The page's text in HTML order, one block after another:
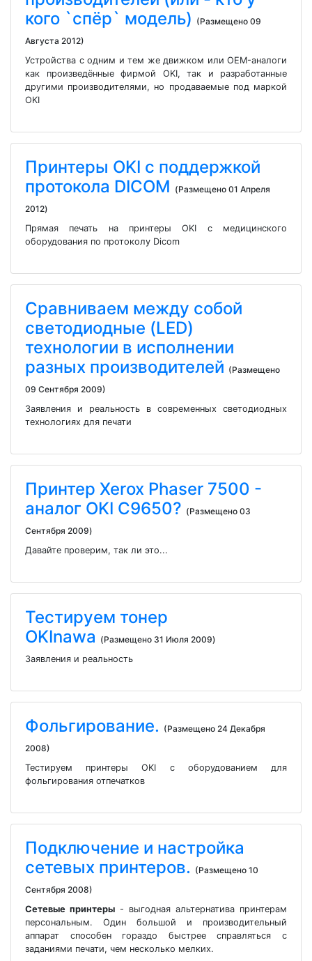
кого `спёр` модель) (Размещено 09
Августа 2012)
Устройства с одним и тем же движком или OEM-аналоги
как произведённые фирмой OKI, так и разработанные
другими производителями, но продаваемые под маркой
OKI
Принтеры OKI с поддержкой
протокола DICOM (Размещено 01 Апреля
2012)
Прямая печать на принтеры OKI с медицинского
оборудования по протоколу Dicom
Сравниваем между собой
светодиодные (LED)
технологии в исполнении
разных производителей (Размещено
09 Сентября 2009)
Заявления и реальность в современных светодиодных
технологиях для печати
Принтер Xerox Phaser 7500 -
аналог OKI C9650? (Размещено 03
Сентября 2009)
Давайте проверим, так ли это...
Тестируем тонер
OKInawa (Размещено 31 Июля 2009)
Заявления и реальность
Фольгирование. (Размещено 24 Декабря
2008)
Тестируем принтеры OKI с оборудованием для
фольгирования отпечатков
Подключение и настройка
сетевых принтеров. (Размещено 10
Сентября 2008)
Сетевые принтеры - выгодная альтернатива принтерам
персональным. Один большой и производительный
аппарат способен гораздо быстрее справляться с
заданиями печати, чем несколько мелких.